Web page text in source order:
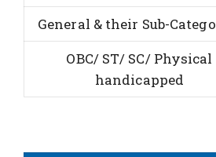
General & their Sub-
OBC/ ST/ SC/ Physical
handicapped